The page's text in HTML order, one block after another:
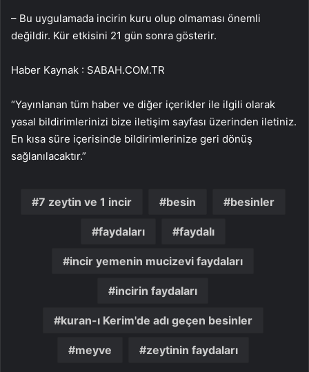
– Bu uygulamada incirin kuru olup olmaması önemli
değildir. Kür etkisini 21 gün sonra gösterir.
Haber Kaynak : SABAH.COM.TR
“Yayınlanan tüm haber ve diğer içerikler ile ilgili olarak
yasal bildirimlerinizi bize iletişim sayfası üzerinden iletiniz.
En kısa süre içerisinde bildirimlerinize geri dönüş
sağlanılacaktır.”
7 zeytin ve 1 incir besin besinler
faydaları faydalı
incir yemenin mucizevi faydaları
incirin faydaları
kuran-ı Kerim'de adı geçen besinler
meyve zeytinin faydaları